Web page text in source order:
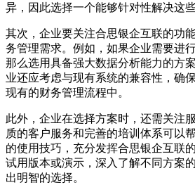
异，因此选择一个能够针对性解决这
其次，企业要关注合思银企互联的功
务管理需求。例如，如果企业需要进
那么选用具备强大数据分析能力的方
业还应考虑与现有系统的兼容性，确
现有的财务管理流程中。
此外，企业在选择方案时，还需关注
质的客户服务和完善的培训体系可以
的使用技巧，充分发挥合思银企互联
试用版本或演示，深入了解不同方案
出明智的选择。